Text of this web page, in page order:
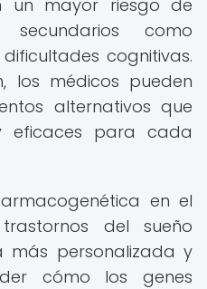
un mayor riesgo de
secundarios como
cognitivas.
los médicos pueden
alternativos que
eficaces para cada
en el
del sueño
más personalizada y
cómo los genes